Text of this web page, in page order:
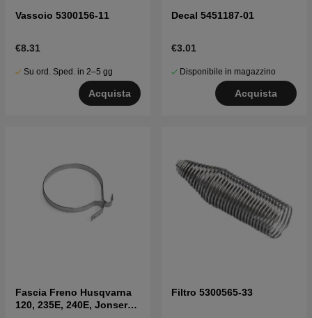
Vassoio 5300156-11
€8.31
Su ord. Sped. in 2–5 gg
Acquista
Decal 5451187-01
€3.01
Disponibile in magazzino
Acquista
Fascia Freno Husqvarna
120, 235E, 240E, Jonsered
Filtro 5300565-33